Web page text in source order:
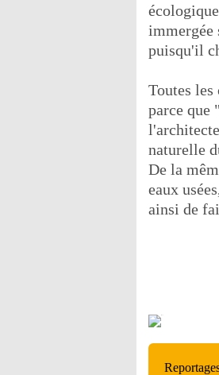
immergée
puisqu'il
Toutes
parce que
naturelle
De la
eaux
ainsi de